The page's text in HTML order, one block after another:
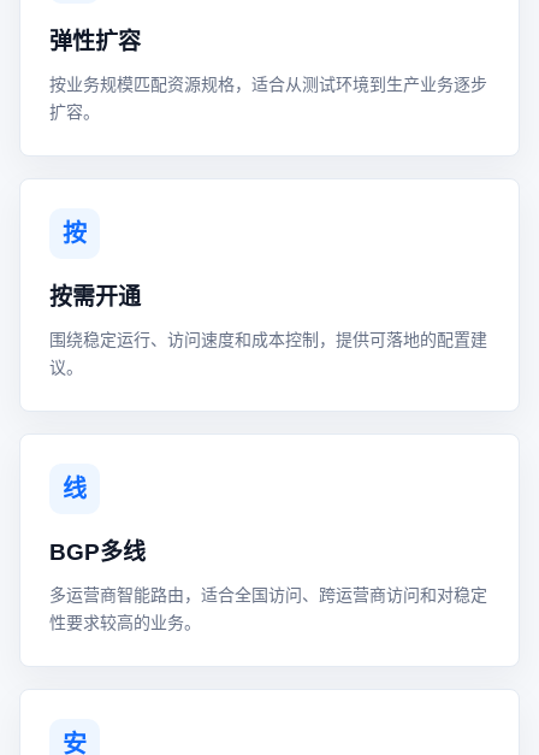
弹性扩容
按业务规模匹配资源规格，适合从测试环境到生产业务逐步
扩容。
按
按需开通
围绕稳定运行、访问速度和成本控制，提供可落地的配置建
议。
线
BGP多线
多运营商智能路由，适合全国访问、跨运营商访问和对稳定
性要求较高的业务。
安